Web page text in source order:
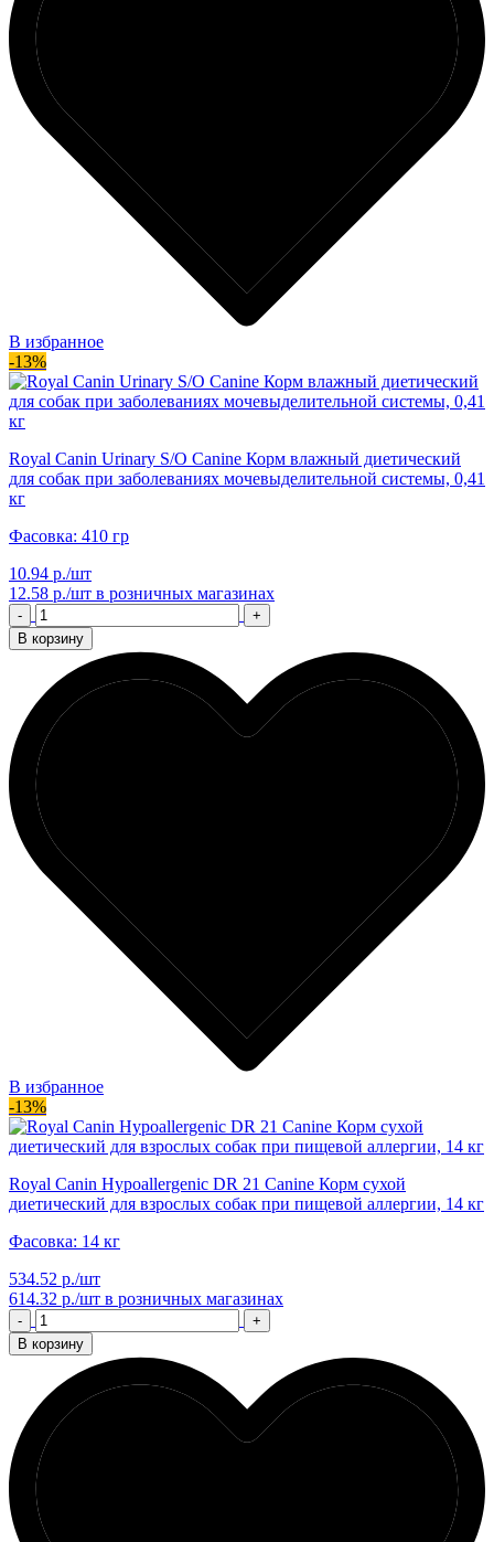
В избранное
-13%
Royal Canin Urinary S/O Canine Корм влажный диетический
для собак при заболеваниях мочевыделительной системы, 0,41
кг
Фасовка: 410 гр
10.94 р./шт
12.58 р./шт в розничных магазинах
-
+
В корзину
В избранное
-13%
Royal Canin Hypoallergenic DR 21 Canine Корм сухой
диетический для взрослых собак при пищевой аллергии, 14 кг
Фасовка: 14 кг
534.52 р./шт
614.32 р./шт в розничных магазинах
-
+
В корзину